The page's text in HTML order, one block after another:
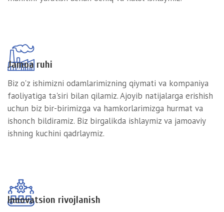
Jamoa ruhi
Biz o'z ishimizni odamlarimizning qiymati va kompaniya
faoliyatiga ta'siri bilan qilamiz. Ajoyib natijalarga erishish
uchun biz bir-birimizga va hamkorlarimizga hurmat va
ishonch bildiramiz. Biz birgalikda ishlaymiz va jamoaviy
ishning kuchini qadrlaymiz.
Innovatsion rivojlanish